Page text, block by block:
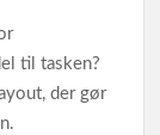
til tasken?
der gør